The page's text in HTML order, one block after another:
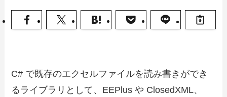
C# で既存のエクセルファイルを読み書きができ
るライブラリとして、EEPlus や ClosedXML、